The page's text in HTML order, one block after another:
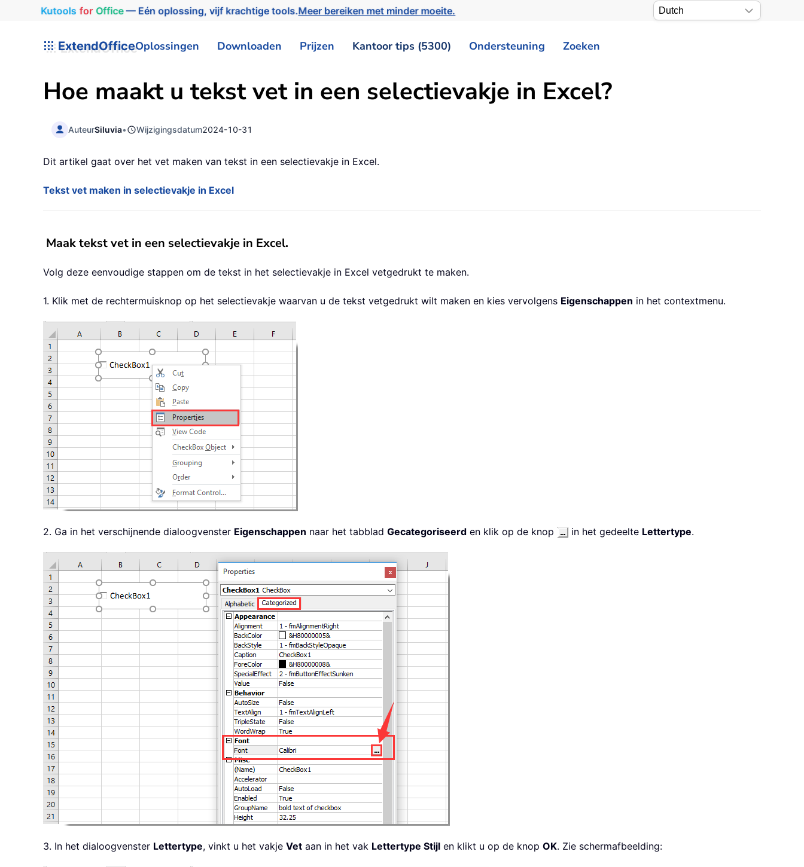
Kutools for Office— Eén oplossing, vijf krachtige tools.Meer bereiken met minder moeite.
ExtendOfficeOplossingen Downloaden Prijzen Kantoor tips (5300) Ondersteuning Zoeken
Hoe maakt u tekst vet in een selectievakje in Excel?
AuteurSiluvia• Wijzigingsdatum2024-10-31
Dit artikel gaat over het vet maken van tekst in een selectievakje in Excel.
Tekst vet maken in selectievakje in Excel
Maak tekst vet in een selectievakje in Excel.
Volg deze eenvoudige stappen om de tekst in het selectievakje in Excel vetgedrukt te maken.
1. Klik met de rechtermuisknop op het selectievakje waarvan u de tekst vetgedrukt wilt maken en kies vervolgens Eigenschappen in het contextmenu.
2. Ga in het verschijnende dialoogvenster Eigenschappen naar het tabblad Gecategoriseerd en klik op de knop in het gedeelte Lettertype.
3. In het dialoogvenster Lettertype, vinkt u het vakje Vet aan in het vak Lettertype Stijl en klikt u op de knop OK. Zie schermafbeelding: